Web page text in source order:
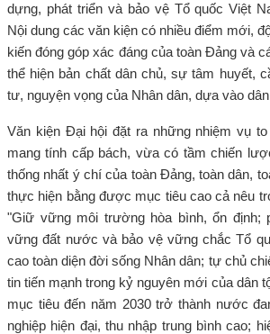
dựng, phát triển và bảo vệ Tổ quốc Việt
Nội dung các văn kiện có nhiều điểm mới,
kiến đóng góp xác đáng của toàn Đảng và
thể hiện bản chất dân chủ, sự tâm huyết,
tư, nguyện vọng của Nhân dân, dựa vào
Văn kiện Đại hội đặt ra những nhiệm vụ
mang tính cấp bách, vừa có tầm chiến
thống nhất ý chí của toàn Đảng, toàn dân,
thực hiện bằng được mục tiêu cao cả nêu
"Giữ vững môi trường hòa bình, ổn định;
vững đất nước và bảo vệ vững chắc Tổ
cao toàn diện đời sống Nhân dân; tự chủ
tin tiến mạnh trong kỷ nguyên mới của dân
mục tiêu đến năm 2030 trở thành nước
nghiệp hiện đại, thu nhập trung bình cao;